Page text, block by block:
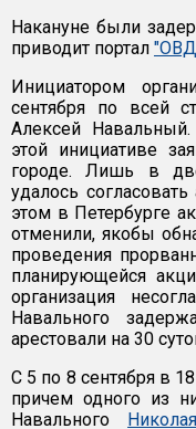
Накануне были
приводит портал
Инициатором
сентября по всей
Алексей
этой инициативе
городе. Лишь в
удалось
этом в Петербурге
отменили, якобы
проведения
планирующейся
организация
Навального
арестовали на 30
С 5 по 8 сентября в
причем одного из
Навального